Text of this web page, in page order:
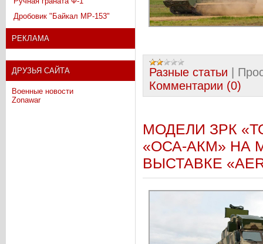
Дробовик "Байкал МР-153"
РЕКЛАМА
ДРУЗЬЯ САЙТА
Военные новости
Zonawar
Разные статьи |
Комментарии (0)
МОДЕЛИ ЗРК
«ОСА-АКМ» НА
ВЫСТАВКЕ